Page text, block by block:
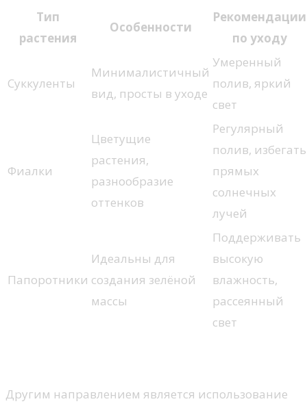
Тип
растения
Особенности
Рекомендации
по уходу
Суккуленты
Минималистичный
вид, просты в уходе
Умеренный
полив, яркий
свет
Фиалки
Цветущие
растения,
разнообразие
оттенков
Регулярный
полив, избегать
прямых
солнечных
лучей
Папоротники
Идеальны для
создания зелёной
массы
Поддерживать
высокую
влажность,
рассеянный
свет
Другим направлением является использование